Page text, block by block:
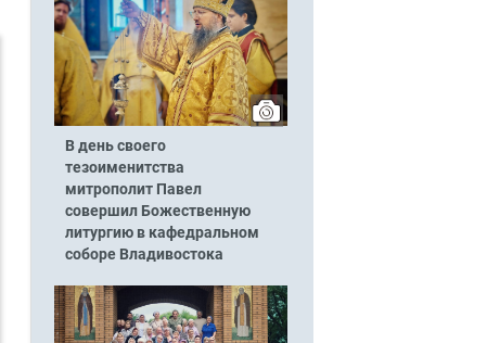
В день своего
тезоименитства
митрополит Павел
совершил Божественную
литургию в кафедральном
соборе Владивостока